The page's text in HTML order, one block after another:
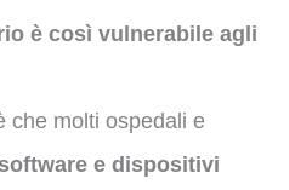
è così vulnerabile agli
che molti ospedali e
e dispositivi